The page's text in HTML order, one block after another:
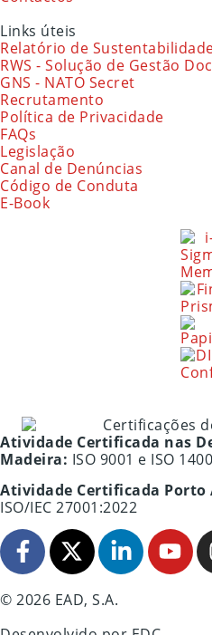
Links úteis
Relatório de
RWS - Solução de Gestão
GNS - NATO Secret
Recrutamento
Política de Privacidade
FAQs
Legislação
Canal de Denúncias
Código de Conduta
E-Book
Atividade Certificada nas
Madeira: ISO 9001 e ISO
Atividade Certificada Porto
ISO/IEC 27001:2022
© 2026 EAD, S.A.